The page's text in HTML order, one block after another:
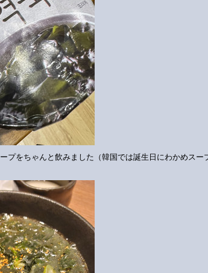
プをちゃんと飲みました（韓国では誕生日にわかめスー